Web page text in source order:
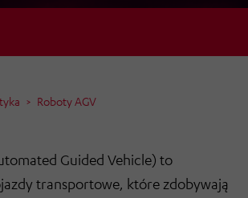
Roboty AGV
Guided Vehicle) to
transportowe, które zdobywają